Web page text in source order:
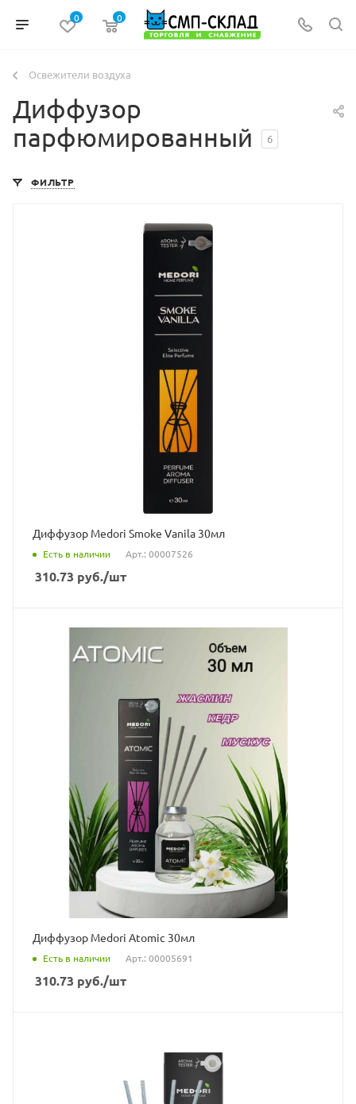
0 0
Освежители воздуха
Диффузор
парфюмированный
6
ФИЛЬТР
Диффузор Medori Smoke Vanila 30мл
Есть в наличии Арт.: 00007526
310.73 руб./шт
Диффузор Medori Atomic 30мл
Есть в наличии Арт.: 00005691
310.73 руб./шт